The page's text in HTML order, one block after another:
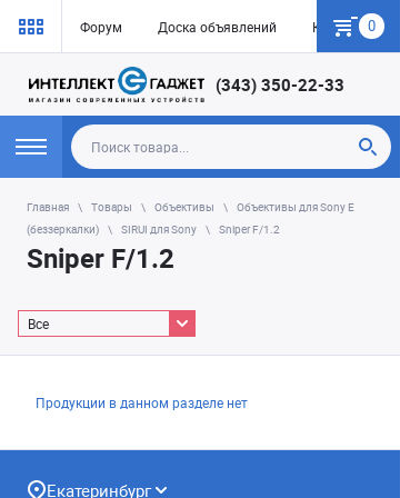
Форум Доска объявлений Как купить
0
(343) 350-22-33
Главная Товары Объективы
Объективы для Sony E
(беззеркалки)
SIRUI для Sony Sniper F/1.2
Sniper F/1.2
Все
Продукции в данном разделе нет
Екатеринбург